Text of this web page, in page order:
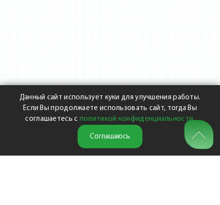
Данный сайт использует куки для улучшения работы.
Если Вы продолжаете использовать сайт, тогда Вы
соглашаетесь с политикой конфиденциальности.
Соглашаюсь